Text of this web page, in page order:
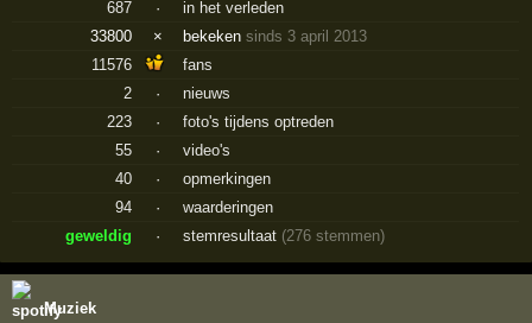
687
·
in het verleden
33800
× bekekensinds 3 april 2013
11576
fans
2
·
nieuws
223
·
foto's tijdens optreden
55
·
video's
40
·
opmerkingen
94
·
waarderingen
geweldig
· stemresultaat (276 stemmen)
Muziek